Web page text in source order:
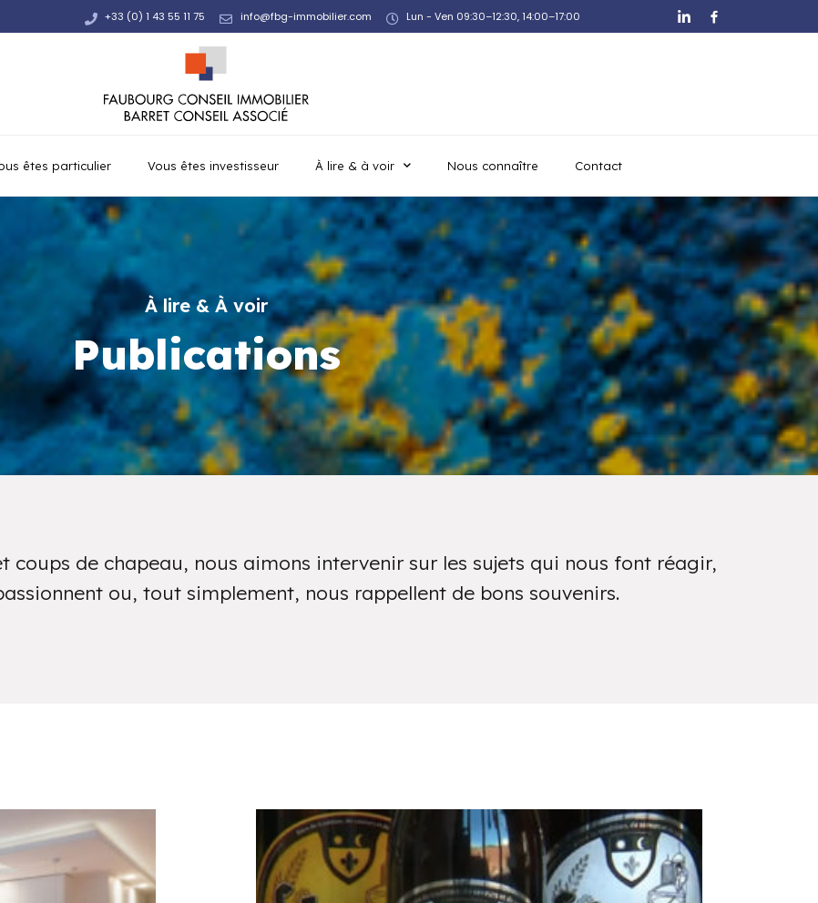
+33 (0) 1 43 55 11 75 info@fbg-immobilier.com Lun - Ven 09:30–12:30, 14:00–17:00
êtes particulier Vous êtes investisseur À lire & à voir Nous connaître Contact
À lire & À voir
Publications
coups de chapeau, nous aimons intervenir sur les sujets qui nous font réagir,
ou, tout simplement, nous rappellent de bons souvenirs.